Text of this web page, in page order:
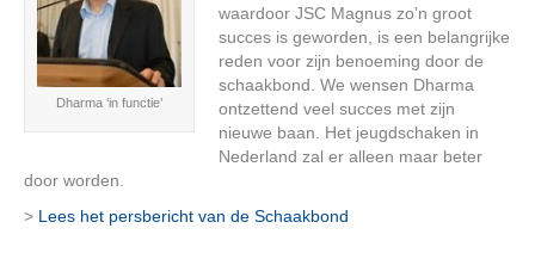
Dharma ‘in functie’
waardoor JSC Magnus zo’n groot
succes is geworden, is een belangrijke
reden voor zijn benoeming door de
schaakbond. We wensen Dharma
ontzettend veel succes met zijn
nieuwe baan. Het jeugdschaken in
Nederland zal er alleen maar beter
door worden.
> Lees het persbericht van de Schaakbond